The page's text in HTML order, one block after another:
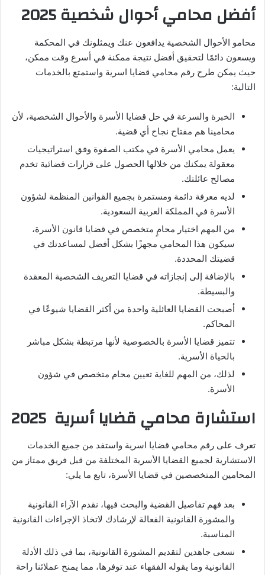
أفضل محامي أحوال شخصية
محامو الأحوال الشخصية يدافعون عنك ويمثلونك في المحكمة
ويسعون دائمًا لتحقيق أفضل نتيجة ممكنة في أسرع وقت ممكن،
حيث يمكن طرح رقم محامي قضايا اسرية واستمتع بالخدمات
التالية:
الخبرة والسرعة في حل قضايا الأسرة والأحوال الشخصية، لأن
محامينا هم مفتاح نجاح أي قضية.
يعمل محامي الأسرة في مكتب الصفوة وفق استراتيجيات
معقولة يمكنك من خلالها الحصول على قرارات قضائية تخدم
مصالح عائلتك.
لديه معرفة دائمة ومستمرة بجميع القوانين المنظمة لشؤون
الأسرة في المملكة العربية السعودية.
من المهم اختيار محامٍ متخصص في قضايا قانون الأسرة،
سيكون هذا المحامي مجهزًا بشكل أفضل لمساعدتك في
قضيتك المحددة.
بالإضافة إلى إنجازاته في قضايا التعريف الشخصية المعقدة
والبسيطة.
أصبحت القضايا العائلية واحدة من أكثر القضايا شيوعًا في
المحاكم.
تتميز قضايا الأسرة بالخصوصية لأنها مرتبطة بشكل مباشر
بالحياة الأسرية.
لذلك، من المهم للغاية تعيين محام متخصص في شؤون
الأسرة.
استشارة محامي قضايا أسرية
تعرف على رقم محامي قضايا اسرية واستفد من جميع الخدمات
الاستشارية لجميع القضايا الأسرية المختلفة من قبل فريق ممتاز من
المحامين المتخصصين في قضايا الأسرة، تابع ما يلي:
بعد فهم تفاصيل القضية والبحث فيها، نقدم الآراء القانونية
والمشورة القانونية الفعالة لإرشادك لاتخاذ الإجراءات القانونية
المناسبة.
نسعى جاهدين لتقديم المشورة القانونية، بما في ذلك الأدلة
القانونية وما يقوله الفقهاء عند توفرها، مما يمنح عملائنا راحة